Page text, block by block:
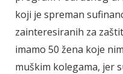
koji je spreman
zainteresiranih za
imamo 50 žena koje
muškim kolegama, jer